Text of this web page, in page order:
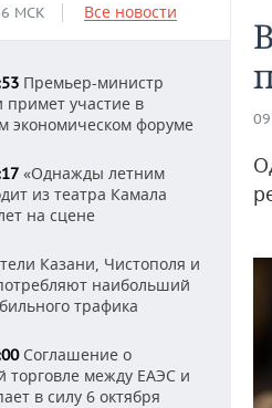
МСК Все новости
Премьер-министр
примет участие в
экономическом форуме
«Однажды летним
из театра Камала
на сцене
Казани, Чистополя и
наибольший
трафика
Соглашение о
торговле между ЕАЭС и
в силу 6 октября